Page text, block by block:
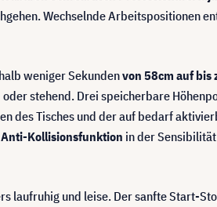
Wechselnde Arbeitspositionen
weniger Sekundenvon 58cm auf bis
stehend. Drei speicherbare
des Tisches und der auf bedarf
Anti-Kollisionsfunktion in der
laufruhig und leise. Der sanfte Start-